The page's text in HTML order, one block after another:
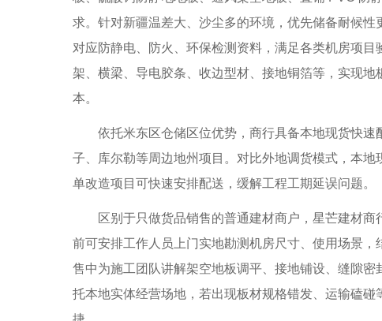
求。针对新疆温差大、沙尘多的环境，优先储备耐候
对应防静电、防火、环保检测资料，满足各类机房项
架、横梁、导电胶条、收边型材、接地铜箔等，实现
本。
依托米东区仓储区位优势，商行具备本地现货快速
子、库尔勒等周边地州项目。对比外地调货模式，本
单改造项目可快速安排配送，缓解工程工期延误问题。
区别于只做货品销售的普通建材商户，星芒建材商
前可安排工作人员上门实地勘测机房尺寸、使用场景，
售中为施工团队讲解架空地板调平、接地铺设、缝隙
托本地实体经营场地，若出现板材规格错发、运输磕